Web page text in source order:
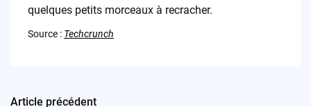
quelques petits morceaux à recracher.
Source : Techcrunch
Article précédent